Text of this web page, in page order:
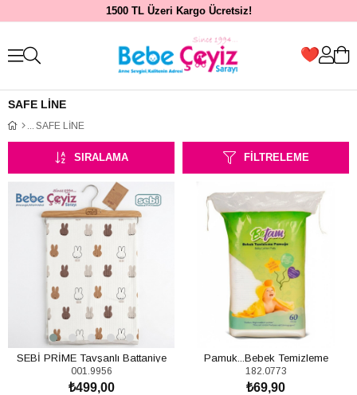
1500 TL Üzeri Kargo Ücretsiz!
SAFE LİNE
SAFE LİNE
FILTRELEME
SIRALAMA
SEBİ PRİME Tavşanlı Battaniye
001.9956
₺499,00
Pamuk...Bebek Temizleme
182.0773
₺69,90